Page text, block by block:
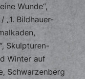
Wunde“,
Bildhauer-
Skulpturen-
Winter auf
Schwarzenberg